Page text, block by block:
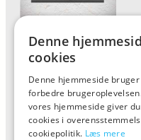
Forside
Vis alle
Kontakt
Oversigt
Denne
cookies
Denne hjemmeside
forbedre
vores hjemmeside giver
cookies i
cookiepolitik. Læs mere